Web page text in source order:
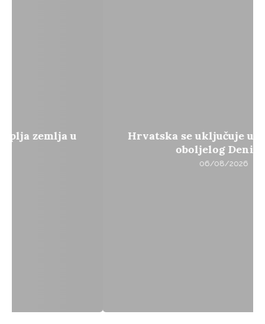
Hrvatska se uključuje u slučaj teško
oboljelog Denisa...